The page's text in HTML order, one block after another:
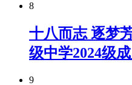
8
十八而志 逐梦
级中学2024级
9